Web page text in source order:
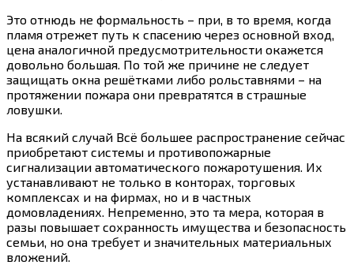
Это отнюдь не формальность – при, в то время, когда
пламя отрежет путь к спасению через основной вход,
цена аналогичной предусмотрительности окажется
довольно большая. По той же причине не следует
защищать окна решётками либо рольставнями – на
протяжении пожара они превратятся в страшные
ловушки.
На всякий случай Всё большее распространение сейчас
приобретают системы и противопожарные
сигнализации автоматического пожаротушения. Их
устанавливают не только в конторах, торговых
комплексах и на фирмах, но и в частных
домовладениях. Непременно, это та мера, которая в
разы повышает сохранность имущества и безопасность
семьи, но она требует и значительных материальных
вложений.